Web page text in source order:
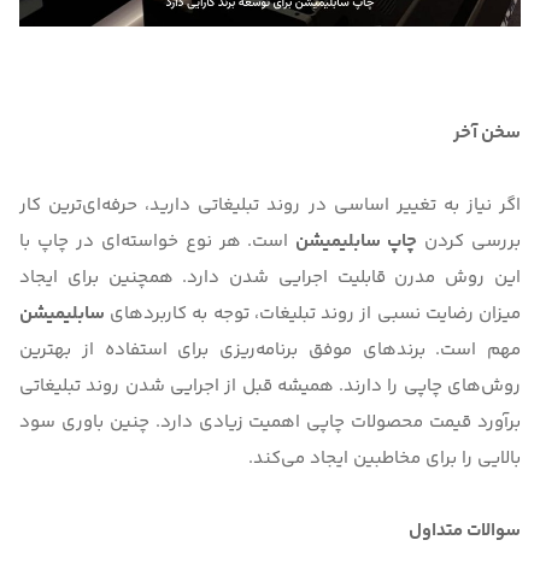
سخن آخر
اگر نیاز به تغییر اساسی در روند تبلیغاتی دارید، حرفه‌ای‌ترین کار
بررسی کردن چاپ سابلیمیشن است. هر نوع خواسته‌ای در چاپ با
این روش مدرن قابلیت اجرایی شدن دارد. همچنین برای ایجاد
میزان رضایت نسبی از روند تبلیغات، توجه به کاربردهای سابلیمیشن
مهم است. برندهای موفق برنامه‌ریزی برای استفاده از بهترین
روش‌های چاپی را دارند. همیشه قبل از اجرایی شدن روند تبلیغاتی
برآورد قیمت محصولات چاپی اهمیت زیادی دارد. چنین باوری سود
بالایی را برای مخاطبین ایجاد می‌کند.
سوالات متداول